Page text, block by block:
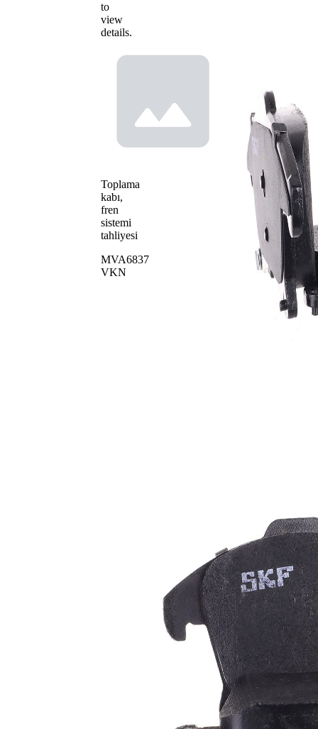
to
view
details.
Toplama
kabı,
fren
sistemi
tahliyesi
MVA6837
VKN